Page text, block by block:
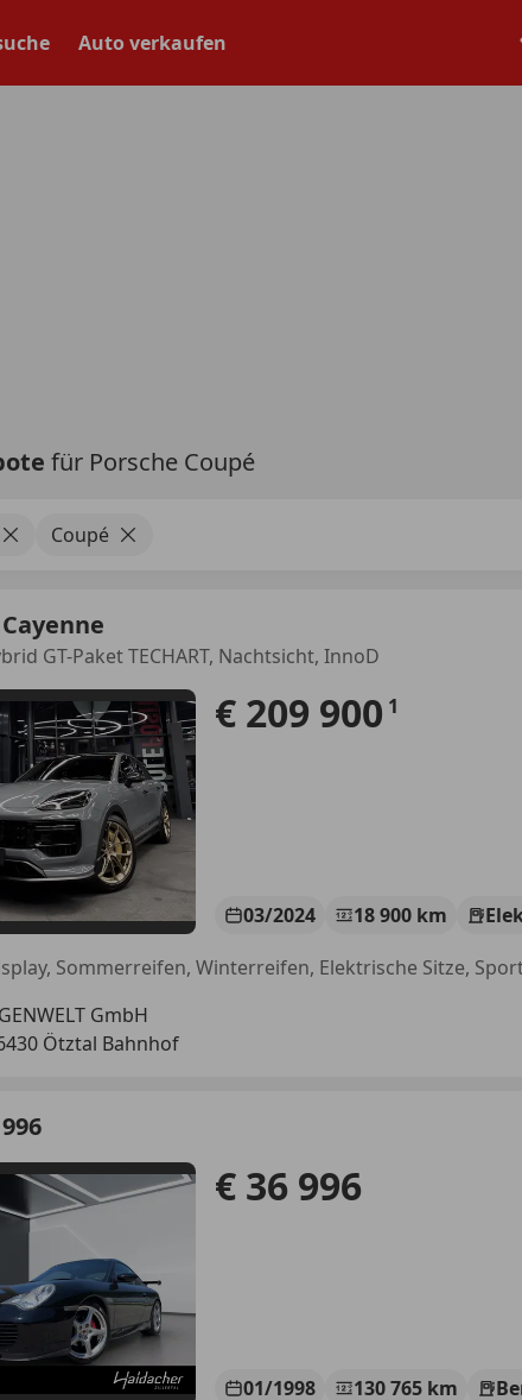
Auto verkaufen
für Porsche Coupé
Coupé
GT-Paket TECHART, Nachtsicht, InnoD
€ 209 900 1
03/2024 18 900 km
GmbH
Ötztal Bahnhof
€ 36 996
01/1998 130 765 km